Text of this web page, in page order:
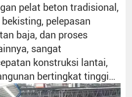
pelat beton tradisional,
pelepasan
baja, dan proses
sangat
konstruksi lantai,
bertingkat tinggi…